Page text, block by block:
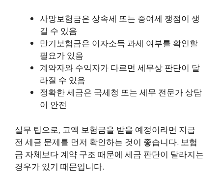
사망보험금은 상속세 또는 증여세 쟁점이 생
길 수 있음
만기보험금은 이자소득 과세 여부를 확인할
필요가 있음
계약자와 수익자가 다르면 세무상 판단이 달
라질 수 있음
정확한 세금은 국세청 또는 세무 전문가 상담
이 안전
실무 팁으로, 고액 보험금을 받을 예정이라면 지급
전 세금 문제를 먼저 확인하는 것이 좋습니다. 보험
금 자체보다 계약 구조 때문에 세금 판단이 달라지는
경우가 있기 때문입니다.